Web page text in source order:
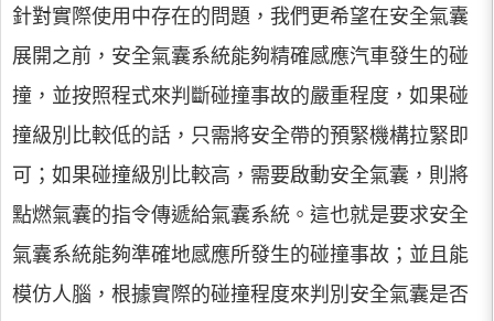
針對實際使用中存在的問題，我們更希望在安全氣囊
展開之前，安全氣囊系統能夠精確感應汽車發生的碰
撞，並按照程式來判斷碰撞事故的嚴重程度，如果碰
撞級別比較低的話，只需將安全帶的預緊機構拉緊即
可；如果碰撞級別比較高，需要啟動安全氣囊，則將
點燃氣囊的指令傳遞給氣囊系統。這也就是要求安全
氣囊系統能夠準確地感應所發生的碰撞事故；並且能
模仿人腦，根據實際的碰撞程度來判別安全氣囊是否